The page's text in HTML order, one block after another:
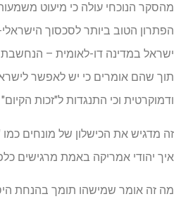
מהסקר הנוכחי עולה כי מיעוט
הפתרון הטוב ביותר לסכסוך
ישראל במדינה דו-לאומית – הנחשבת
תוך שהם אומרים כי יש לאפשר
ודמוקרטית וכי התנגדות ל"זכות
זה מדגיש את הכישלון של מונחים כמו
איך יהודי אמריקה באמת מרגישים
מה זה אומר שמישהו תומך בהנחת